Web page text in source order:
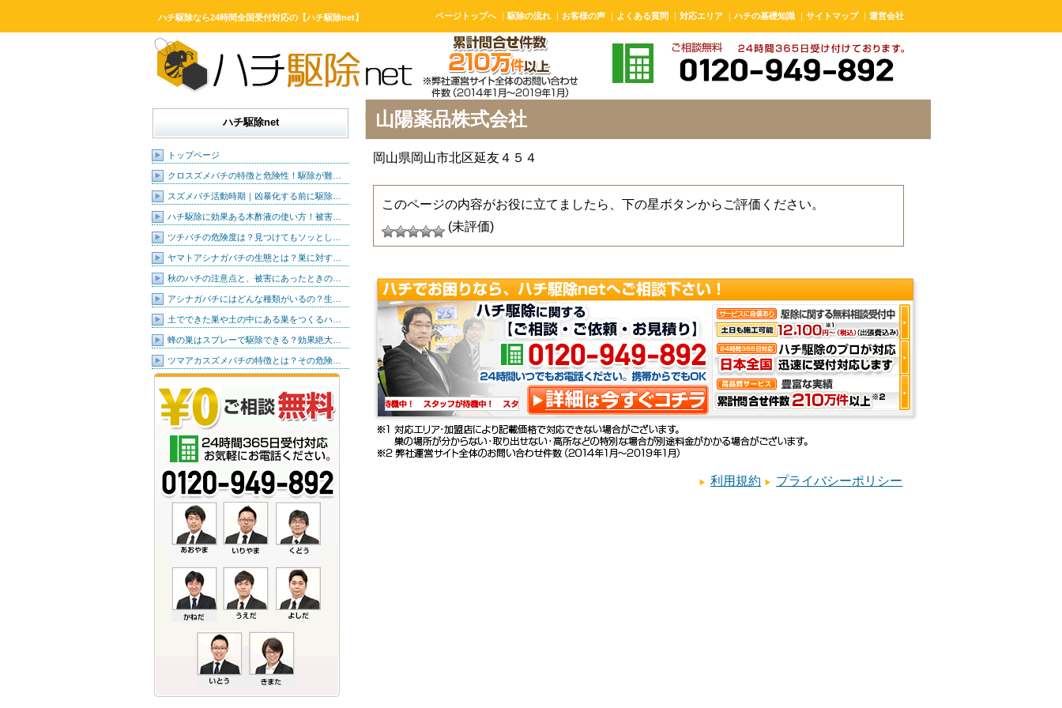
ハチ駆除なら24時間全国受付対応の【ハチ駆除net】 ページトップへ ｜ 駆除の流れ ｜ お客様の声 ｜ よくある質問 ｜ 対応エリア ｜ ハチの基礎知識 ｜ サイトマップ ｜ 運営会社
ハチ駆除net
トップページ
クロスズメバチの特徴と危険性！駆除が難…
スズメバチ活動時期｜凶暴化する前に駆除…
ハチ駆除に効果ある木酢液の使い方！被害…
ツチバチの危険度は？見つけてもソッとし…
ヤマトアシナガバチの生態とは？巣に対す…
秋のハチの注意点と、被害にあったときの…
アシナガバチにはどんな種類がいるの？生…
土でできた巣や土の中にある巣をつくるハ…
蜂の巣はスプレーで駆除できる？効果絶大…
ツマアカスズメバチの特徴とは？その危険…
山陽薬品株式会社
岡山県岡山市北区延友４５４
このページの内容がお役に立てましたら、下の星ボタンからご評価ください。
(未評価)
利用規約 プライバシーポリシー